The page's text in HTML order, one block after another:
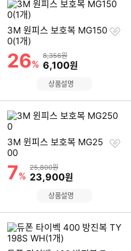
3M 원피스 보호복 MG150
0(1개)
할인률
26%
상품금액
8,356원
할인금액
6,100원
찜
상품설명
3M 윈피스 보호복 MG25
00
할인률
7%
상품금액
25,800원
할인금액
23,900원
찜
상품설명